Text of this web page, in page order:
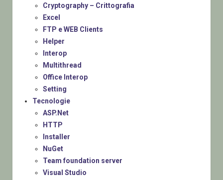
Cryptography – Crittografia
Excel
FTP e WEB Clients
Helper
Interop
Multithread
Office Interop
Setting
Tecnologie
ASP.Net
HTTP
Installer
NuGet
Team foundation server
Visual Studio